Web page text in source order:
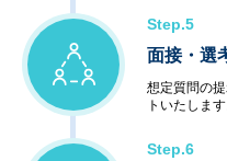
Step.5
面接・選
想定質問の
トいたします
Step.6